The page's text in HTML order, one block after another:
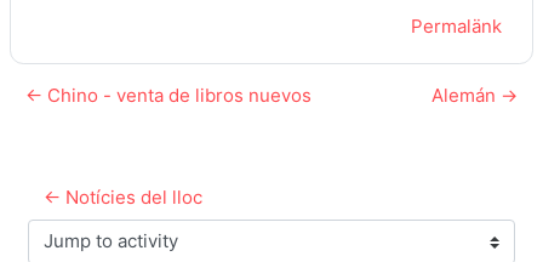
Permalänk
← Chino - venta de libros nuevos Alemán →
← Notícies del lloc
Jump to activity